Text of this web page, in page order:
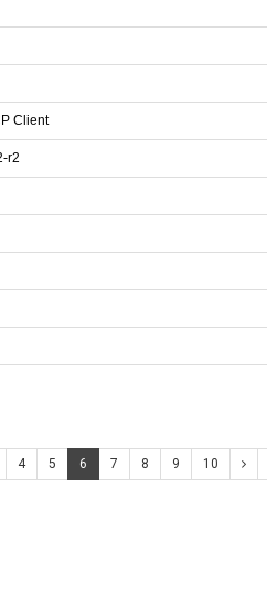
Client
r2
4 5 6 7 8 9 10